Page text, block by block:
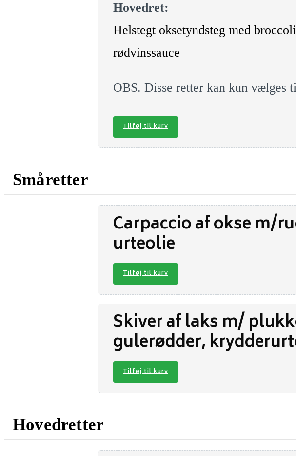
Hovedret:
Helstegt oksetyndsteg med
rødvinssauce
OBS. Disse retter kan kun vælges
Tilføj til kurv
Småretter
Carpaccio af okse m/
urteolie
Tilføj til kurv
Skiver af laks m/
gulerødder,
Tilføj til kurv
Hovedretter